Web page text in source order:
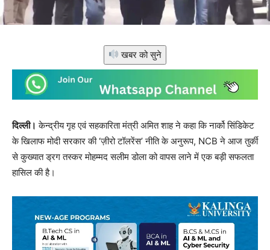
खबर को सुने
दिल्ली। केन्द्रीय गृह एवं सहकारिता मंत्री अमित शाह ने कहा कि नार्को सिंडिकेट
के खिलाफ मोदी सरकार की ‘ज़ीरो टॉलरेंस’ नीति के अनुरूप, NCB ने आज तुर्की
से कुख्यात ड्रग तस्कर मोहम्मद सलीम डोला को वापस लाने में एक बड़ी सफलता
हासिल की है।